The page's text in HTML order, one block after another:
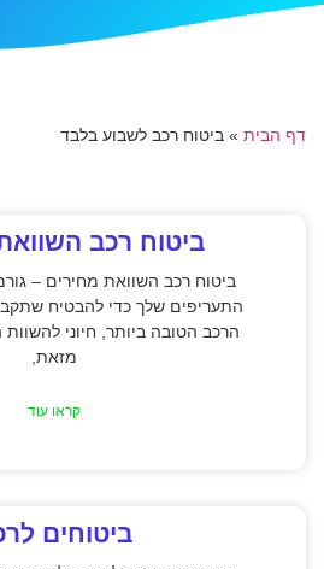
דף הבית » ביטוח רכב לשבוע בלבד
ביטוח רכב
ביטוח רכב השוואת מחירים –
התעריפים שלך כדי להבטיח
הרכב הטובה ביותר, חיוני
מזאת,
קראו עוד
ביטוחים